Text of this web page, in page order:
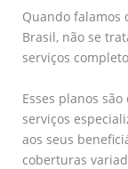
Quando falamos
Brasil, não se
serviços
Esses planos
serviços
aos seus
coberturas